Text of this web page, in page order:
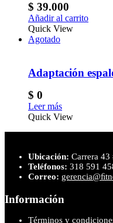
$ 39.000
Añadir al carrito
Quick View
Agotado
Adaptación
$ 0
Leer más
Quick View
Ubicación: Carrera
Teléfonos: 318 591
Correo:
Información
Términos y